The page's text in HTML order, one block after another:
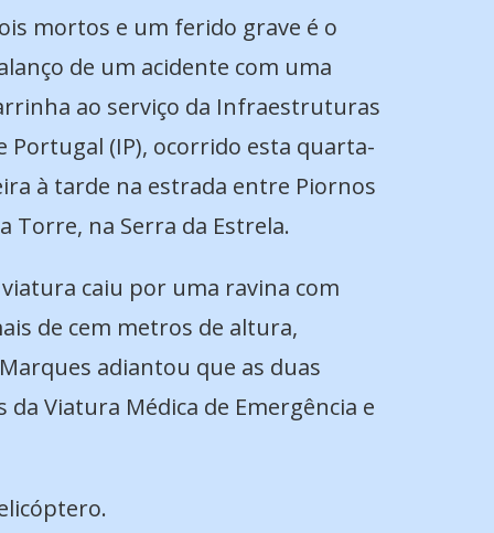
mortos e um ferido grave é o
de um acidente com uma
ao serviço da Infraestruturas
Portugal (IP), ocorrido esta quarta-
à tarde na estrada entre Piornos
Torre, na Serra da Estrela.
caiu por uma ravina com
de cem metros de altura,
adiantou que as duas
Viatura Médica de Emergência e